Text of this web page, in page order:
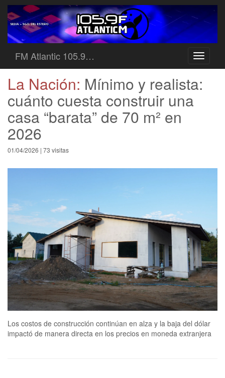
Toggle
FM Atlantic 105.9…
La Nación: Mínimo y realista:
cuánto cuesta construir una
casa “barata” de 70 m² en
2026
01/04/2026 | 73 visitas
Los costos de construcción continúan en alza y la baja del dólar
impactó de manera directa en los precios en moneda extranjera